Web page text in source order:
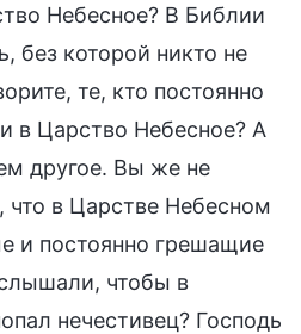
Небесное? В Библии
без которой никто не
те, кто постоянно
в Царство Небесное? А
другое. Вы же не
что в Царстве Небесном
и постоянно грешащие
чтобы в
нечестивец? Господь